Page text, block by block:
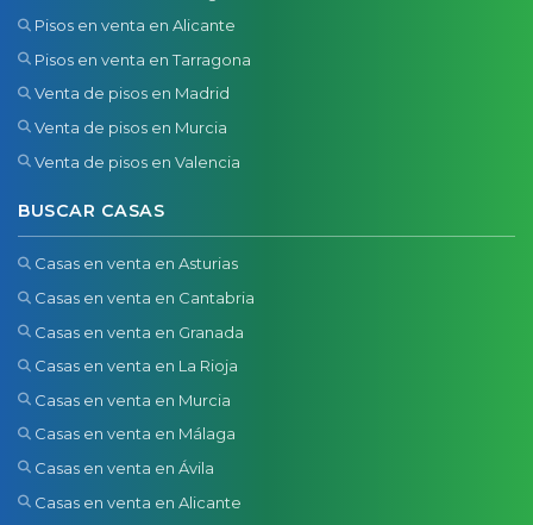
Pisos en venta en Alicante
Pisos en venta en Tarragona
Venta de pisos en Madrid
Venta de pisos en Murcia
Venta de pisos en Valencia
BUSCAR CASAS
Casas en venta en Asturias
Casas en venta en Cantabria
Casas en venta en Granada
Casas en venta en La Rioja
Casas en venta en Murcia
Casas en venta en Málaga
Casas en venta en Ávila
Casas en venta en Alicante